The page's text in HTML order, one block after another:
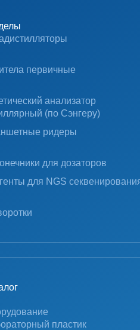
первичные
анализатор
(по Сэнгеру)
ридеры
для дозаторов
для NGS
пластик